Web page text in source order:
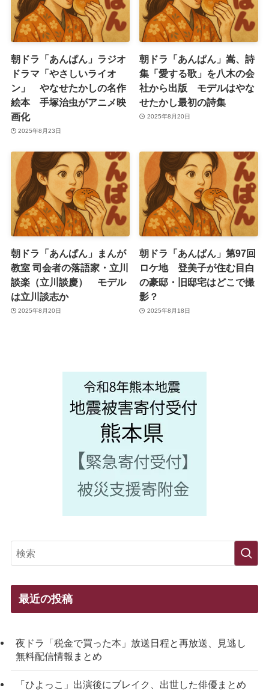
朝ドラ「あんぱん」ラジオ
ドラマ「やさしいライオ
ン」 やなせたかしの名作
絵本 手塚治虫がアニメ映
画化
2025年8月23日
朝ドラ「あんぱん」嵩、詩
集「愛する歌」を八木の会
社から出版 モデルはやな
せたかし最初の詩集
2025年8月20日
朝ドラ「あんぱん」まんが
教室 司会者の落語家・立川
談楽（立川談慶） モデル
は立川談志か
2025年8月20日
朝ドラ「あんぱん」第97回
ロケ地 登美子が住む目白
の豪邸・旧邸宅はどこで撮
影？
2025年8月18日
最近の投稿
夜ドラ「税金で買った本」放送日程と再放送、見逃し
無料配信情報まとめ
「ひよっこ」出演後にブレイク、出世した俳優まとめ